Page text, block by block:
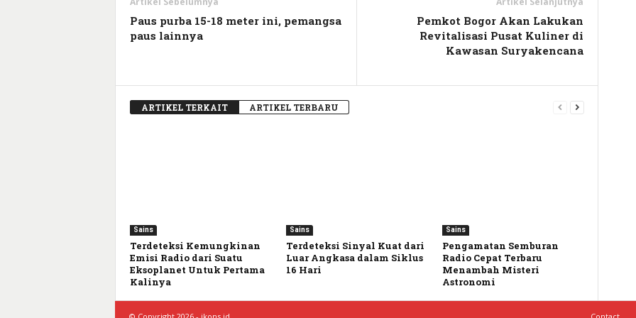
Paus purba 15-18 meter ini, pemangsa
paus lainnya
Pemkot Bogor Akan Lakukan
Revitalisasi Pusat Kuliner di
Kawasan Suryakencana
ARTIKEL TERKAIT ARTIKEL TERBARU
Sains
Terdeteksi Kemungkinan
Emisi Radio dari Suatu
Eksoplanet Untuk Pertama
Kalinya
Sains
Terdeteksi Sinyal Kuat dari
Luar Angkasa dalam Siklus
16 Hari
Sains
Pengamatan Semburan
Radio Cepat Terbaru
Menambah Misteri
Astronomi